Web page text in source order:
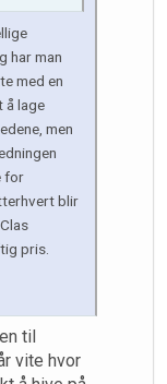
har man
med en
å lage
men
for
blir
pris.
til
vite hvor